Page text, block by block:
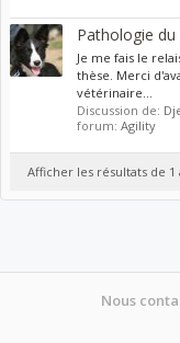
Pathologie
Je me fais le
thèse. Merci
vétérinaire...
Discussion de:
forum: Agility
Afficher les résultats de 1
Nous